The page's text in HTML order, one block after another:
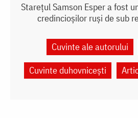
Starețul Samson Esper a fost
credincioșilor ruși de sub
Cuvinte ale autorului
Cuvinte duhovnicești